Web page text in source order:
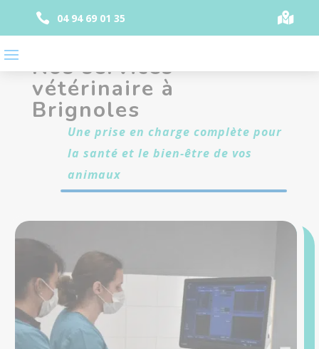
Panneau de gestion des cookies
 04 94 69 01 35 
Nos services
vétérinaire à
Brignoles
Une prise en charge complète pour
la santé et le bien-être de vos
animaux